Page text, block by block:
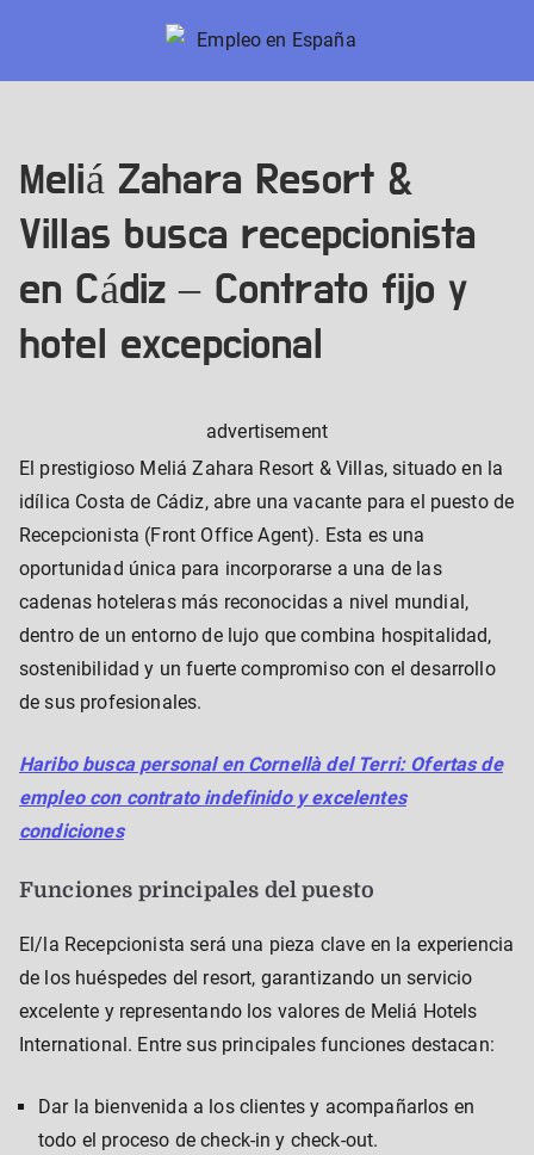
content
Empleo en España
Meliá Zahara Resort &
Villas busca recepcionista
en Cádiz – Contrato fijo y
hotel excepcional
advertisement
El prestigioso Meliá Zahara Resort & Villas, situado en la
idílica Costa de Cádiz, abre una vacante para el puesto de
Recepcionista (Front Office Agent). Esta es una
oportunidad única para incorporarse a una de las
cadenas hoteleras más reconocidas a nivel mundial,
dentro de un entorno de lujo que combina hospitalidad,
sostenibilidad y un fuerte compromiso con el desarrollo
de sus profesionales.
Haribo busca personal en Cornellà del Terri: Ofertas de
empleo con contrato indefinido y excelentes
condiciones
Funciones principales del puesto
El/la Recepcionista será una pieza clave en la experiencia
de los huéspedes del resort, garantizando un servicio
excelente y representando los valores de Meliá Hotels
International. Entre sus principales funciones destacan:
Dar la bienvenida a los clientes y acompañarlos en
todo el proceso de check-in y check-out.